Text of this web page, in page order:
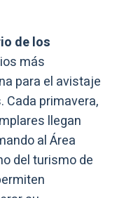
de los
más
para el avistaje
Cada primavera,
llegan
al Área
del turismo de